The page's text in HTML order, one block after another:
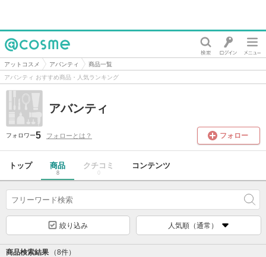
@cosme
アットコスメ アバンティ
商品一覧
アバンティ おすすめ商品・人気ランキング
アバンティ
フォロワー5 フォローとは？ フォロー
トップ 商品
8
クチコミ
0
コンテンツ
絞り込み 人気順（通常）
商品検索結果 （8件）